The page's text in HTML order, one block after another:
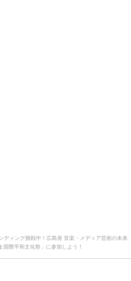
ディング挑戦中！広島発 音楽・メディア芸術の未来
際平和文化祭」に参加しよう！